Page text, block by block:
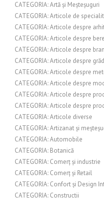
CATEGORIA: Artă și Meșteșuguri
CATEGORIA: Articole de
CATEGORIA: Articole despre
CATEGORIA: Articole despre bere
CATEGORIA: Articole despre
CATEGORIA: Articole despre
CATEGORIA: Articole despre
CATEGORIA: Articole despre
CATEGORIA: Articole despre
CATEGORIA: Articole despre
CATEGORIA: Articole diverse
CATEGORIA: Artizanat și
CATEGORIA: Automobile
CATEGORIA: Botanică
CATEGORIA: Comerț și industrie
CATEGORIA: Comerț și Retail
CATEGORIA: Confort și Design
CATEGORIA: Constructii